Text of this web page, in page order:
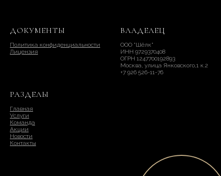
ДОКУМЕНТЫ
Политика конфиденциальности
Лицензия
ВЛАДЕЛЕЦ
ООО "Шёлк"
ИНН 9729370408
ОГРН 1247700192893
Москва, улица Янковского,1 к.2
+7 926 526-11-76
РАЗДЕЛЫ
Главная
Услуги
Команда
Акции
Новости
Контакты